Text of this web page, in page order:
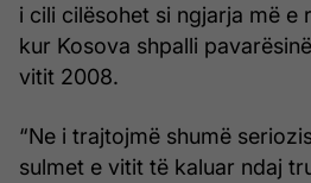
i cili cilësohet si ngjarja më e
kur Kosova shpalli
vitit 2008.
“Ne i trajtojmë shumë
sulmet e vitit të kaluar ndaj